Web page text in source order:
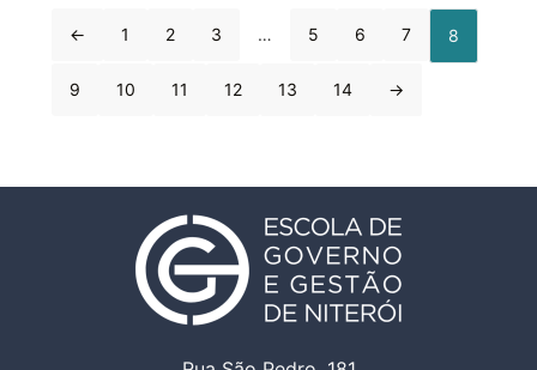
← 1 2 3 … 5 6 7 8
9 10 11 12 13 14 →